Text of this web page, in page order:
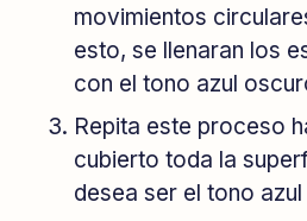
movimientos
esto, se llenaran los
con el tono azul
Repita este proceso
cubierto toda la
desea ser el tono